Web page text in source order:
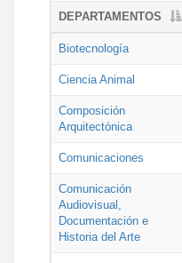
DEPARTAMENTOS
Biotecnología
Ciencia Animal
Composición
Arquitectónica
Comunicaciones
Comunicación
Audiovisual,
Documentación e
Historia del Arte